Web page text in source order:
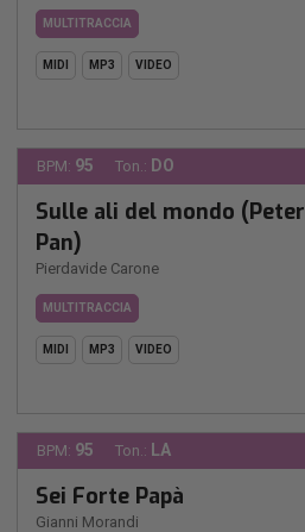
MULTITRACCIA
MIDI MP3 VIDEO
BPM: 95 Ton.: DO
Sulle ali del mondo (Peter
Pan)
Pierdavide Carone
MULTITRACCIA
MIDI MP3 VIDEO
BPM: 95 Ton.: LA
Sei Forte Papà
Gianni Morandi